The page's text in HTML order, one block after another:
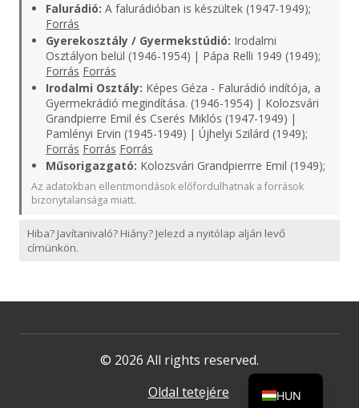
Falurádió: A falurádióban is készültek (1947-1949);
Forrás
Gyerekosztály / Gyermekstúdió: Irodalmi
Osztályon belül (1946-1954) | Pápa Relli 1949 (1949);
Forrás Forrás
Irodalmi Osztály: Képes Géza - Falurádió indítója, a
Gyermekrádió megindítása. (1946-1954) | Kolozsvári
Grandpierre Emil és Cserés Miklós (1947-1949) |
Pamlényi Ervin (1945-1949) | Újhelyi Szilárd (1949);
Forrás Forrás Forrás
Műsorigazgató: Kolozsvári Grandpierrre Emil (1949);
Az adatokban ellentmondások előfordulhatnak a források
bizonytalansága miatt.
Hiba? Javítanivaló? Hiány? Jelezd a nyitólap alján levő
címünkön.
© 2026 All rights reserved.
Oldal tetejére
HUN